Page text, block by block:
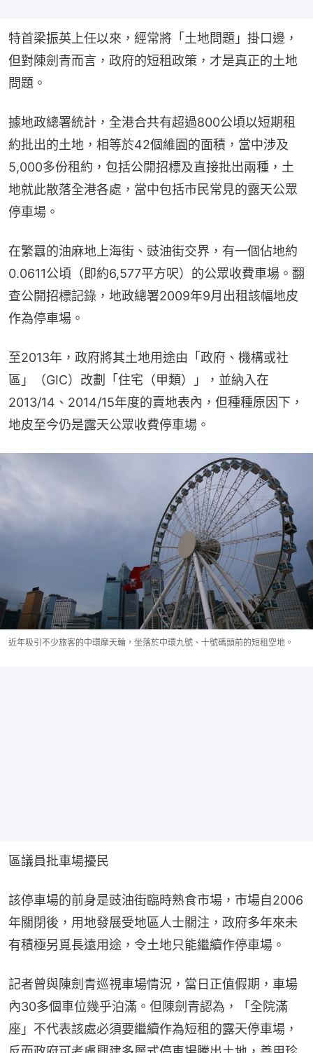
特首梁振英上任以來，經常將「土地問題」掛口邊，
但對陳劍青而言，政府的短租政策，才是真正的土地
問題。
據地政總署統計，全港合共有超過800公頃以短期租
約批出的土地，相等於42個維園的面積，當中涉及
5,000多份租約，包括公開招標及直接批出兩種，土
地就此散落全港各處，當中包括市民常見的露天公眾
停車場。
在繁囂的油麻地上海街、豉油街交界，有一個佔地約
0.0611公頃（即約6,577平方呎）的公眾收費車場。翻
查公開招標記錄，地政總署2009年9月出租該幅地皮
作為停車場。
至2013年，政府將其土地用途由「政府、機構或社
區」（GIC）改劃「住宅（甲類）」，並納入在
2013/14、2014/15年度的賣地表內，但種種原因下，
地皮至今仍是露天公眾收費停車場。
近年吸引不少旅客的中環摩天輪，坐落於中環九號、十號碼頭前的短租空地。
區議員批車場擾民
該停車場的前身是豉油街臨時熟食市場，市場自2006
年關閉後，用地發展受地區人士關注，政府多年來未
有積極另覓長遠用途，令土地只能繼續作停車場。
記者曾與陳劍青巡視車場情況，當日正值假期，車場
內30多個車位幾乎泊滿。但陳劍青認為，「全院滿
座」不代表該處必須要繼續作為短租的露天停車場，